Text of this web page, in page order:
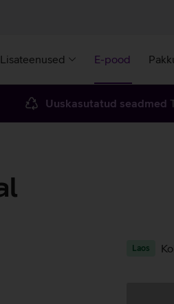
Lisateenused E-pood
Uuskasutatud seadmed
Laos